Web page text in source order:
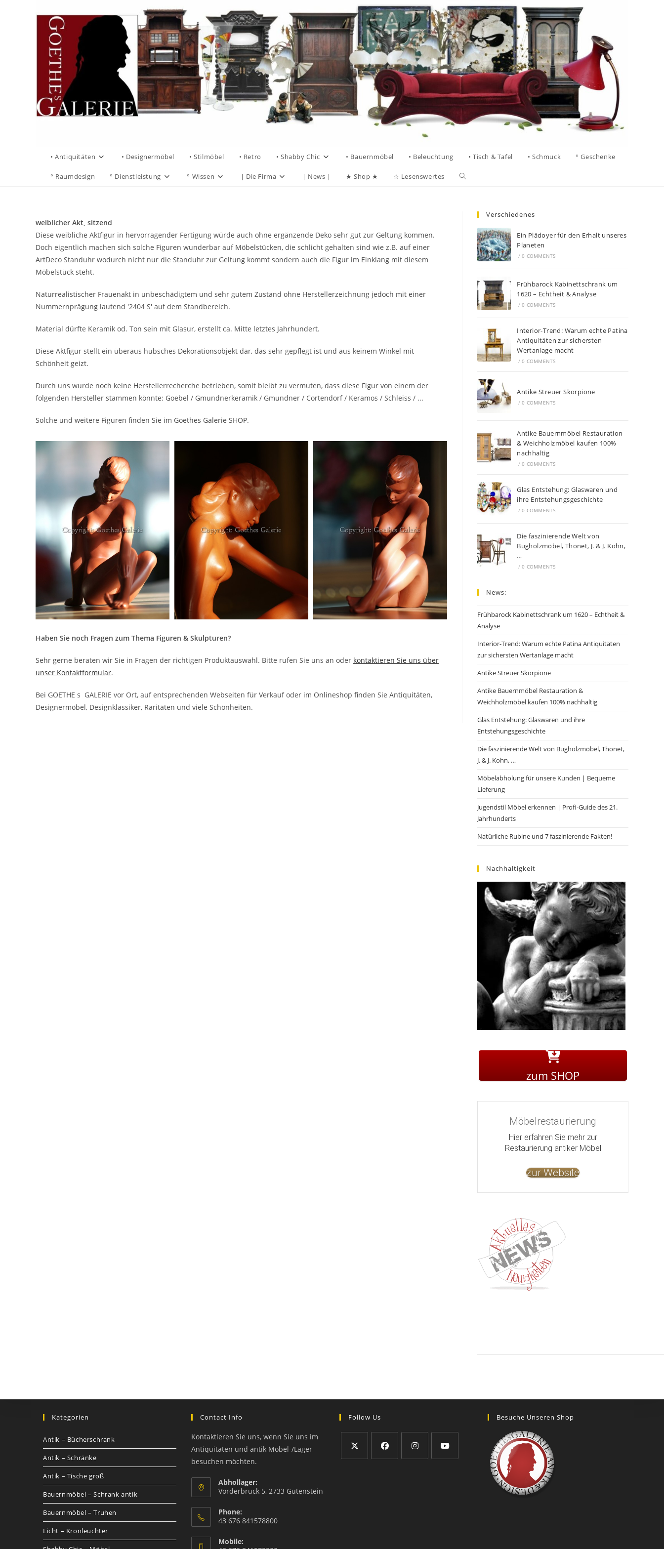
• Antiquitäten • Designermöbel • Stilmöbel • Retro • Shabby Chic • Bauernmöbel • Beleuchtung • Tisch & Tafel • Schmuck ° Geschenke
° Raumdesign ° Dienstleistung ° Wissen | Die Firma | News | ★ Shop ★ ☆ Lesenswertes
weiblicher Akt, sitzend
Diese weibliche Aktfigur in hervorragender Fertigung würde auch ohne ergänzende Deko sehr gut zur Geltung kommen.
Doch eigentlich machen sich solche Figuren wunderbar auf Möbelstücken, die schlicht gehalten sind wie z.B. auf einer
ArtDeco Standuhr wodurch nicht nur die Standuhr zur Geltung kommt sondern auch die Figur im Einklang mit diesem
Möbelstück steht.
Naturrealistischer Frauenakt in unbeschädigtem und sehr gutem Zustand ohne Herstellerzeichnung jedoch mit einer
Nummernprägung lautend '2404 S' auf dem Standbereich.
Material dürfte Keramik od. Ton sein mit Glasur, erstellt ca. Mitte letztes Jahrhundert.
Diese Aktfigur stellt ein überaus hübsches Dekorationsobjekt dar, das sehr gepflegt ist und aus keinem Winkel mit
Schönheit geizt.
Durch uns wurde noch keine Herstellerrecherche betrieben, somit bleibt zu vermuten, dass diese Figur von einem der
folgenden Hersteller stammen könnte: Goebel / Gmundnerkeramik / Gmundner / Cortendorf / Keramos / Schleiss / ...
Solche und weitere Figuren finden Sie im Goethes Galerie SHOP.
Haben Sie noch Fragen zum Thema Figuren & Skulpturen?
Sehr gerne beraten wir Sie in Fragen der richtigen Produktauswahl. Bitte rufen Sie uns an oder kontaktieren Sie uns über
unser Kontaktformular.
Bei GOETHE s GALERIE vor Ort, auf entsprechenden Webseiten für Verkauf oder im Onlineshop finden Sie Antiquitäten,
Designermöbel, Designklassiker, Raritäten und viele Schönheiten.
Verschiedenes
Ein Plädoyer für den Erhalt unseres
Planeten
/ 0 COMMENTS
Frühbarock Kabinettschrank um
1620 – Echtheit & Analyse
/ 0 COMMENTS
Interior-Trend: Warum echte Patina
Antiquitäten zur sichersten
Wertanlage macht
/ 0 COMMENTS
Antike Streuer Skorpione
/ 0 COMMENTS
Antike Bauernmöbel Restauration
& Weichholzmöbel kaufen 100%
nachhaltig
/ 0 COMMENTS
Glas Entstehung: Glaswaren und
ihre Entstehungsgeschichte
/ 0 COMMENTS
Die faszinierende Welt von
Bugholzmöbel, Thonet, J. & J. Kohn,
…
/ 0 COMMENTS
News:
Frühbarock Kabinettschrank um 1620 – Echtheit &
Analyse
Interior-Trend: Warum echte Patina Antiquitäten
zur sichersten Wertanlage macht
Antike Streuer Skorpione
Antike Bauernmöbel Restauration &
Weichholzmöbel kaufen 100% nachhaltig
Glas Entstehung: Glaswaren und ihre
Entstehungsgeschichte
Die faszinierende Welt von Bugholzmöbel, Thonet,
J. & J. Kohn, …
Möbelabholung für unsere Kunden | Bequeme
Lieferung
Jugendstil Möbel erkennen | Profi-Guide des 21.
Jahrhunderts
Natürliche Rubine und 7 faszinierende Fakten!
Nachhaltigkeit
zum SHOP
Möbelrestaurierung
Hier erfahren Sie mehr zur
Restaurierung antiker Möbel
zur Website
Kategorien
Antik – Bücherschrank
Antik – Schränke
Antik – Tische groß
Bauernmöbel – Schrank antik
Bauernmöbel – Truhen
Licht – Kronleuchter
Contact Info
Kontaktieren Sie uns, wenn Sie uns im
Antiquitäten und antik Möbel-/Lager
besuchen möchten.
Abhollager:
Vorderbruck 5, 2733 Gutenstein
Phone:
43 676 841578800
Mobile:
Follow Us Besuche Unseren Shop